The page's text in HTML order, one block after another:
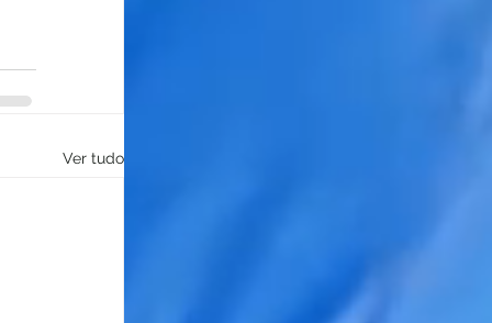
Ver tudo